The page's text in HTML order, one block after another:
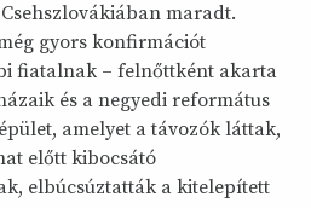
maradt.
gyors konfirmációt
fiatalnak – felnőttként akarta
és a negyedi református
amelyet a távozók láttak,
előtt kibocsátó
elbúcsúztatták a kitelepített